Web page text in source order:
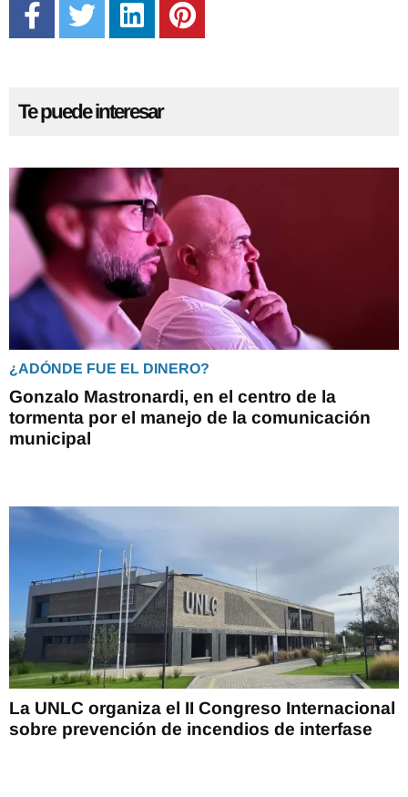
Te puede interesar
¿ADÓNDE FUE EL DINERO?
Gonzalo Mastronardi, en el centro de la
tormenta por el manejo de la comunicación
municipal
La UNLC organiza el II Congreso Internacional
sobre prevención de incendios de interfase